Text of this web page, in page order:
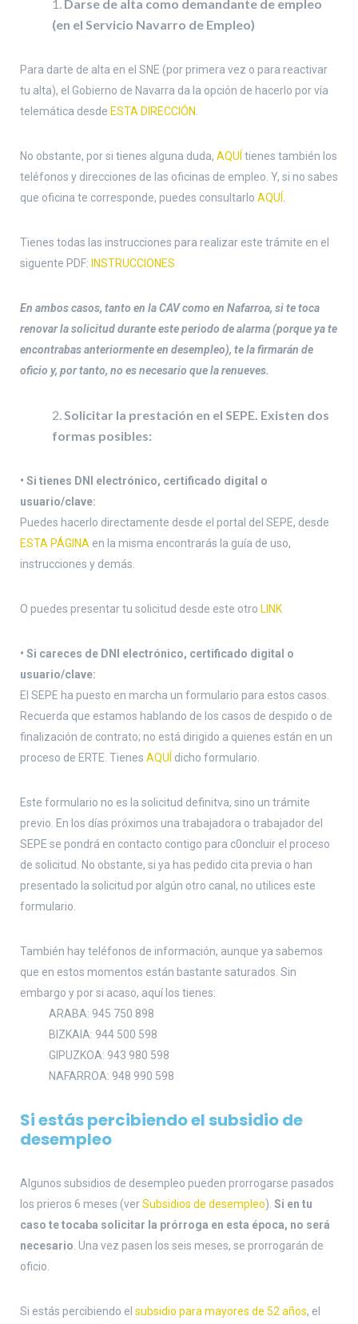
Darse de alta como demandante de empleo
(en el Servicio Navarro de Empleo)
Para darte de alta en el SNE (por primera vez o para reactivar
tu alta), el Gobierno de Navarra da la opción de hacerlo por vía
telemática desde ESTA DIRECCIÓN
No obstante, por si tienes alguna duda, AQUÍ tienes también los
teléfonos y direcciones de las oficinas de empleo. Y, si no sabes
que oficina te corresponde, puedes consultarlo AQUÍ
Tienes todas las instrucciones para realizar este trámite en el
siguente PDF: INSTRUCCIONES
En ambos casos, tanto en la CAV como en Nafarroa, si te toca
renovar la solicitud durante este periodo de alarma (porque ya te
encontrabas anteriormente en desempleo), te la firmarán de
oficio y, por tanto, no es necesario que la renueves.
Solicitar la prestación en el SEPE. Existen dos
formas posibles:
• Si tienes DNI electrónico, certificado digital o
usuario/clave:
Puedes hacerlo directamente desde el portal del SEPE, desde
ESTA PÁGINA en la misma encontrarás la guía de uso,
instrucciones y demás.
O puedes presentar tu solicitud desde este otro LINK
• Si careces de DNI electrónico, certificado digital o
usuario/clave:
El SEPE ha puesto en marcha un formulario para estos casos.
Recuerda que estamos hablando de los casos de despido o de
finalización de contrato; no está dirigido a quienes están en un
proceso de ERTE. Tienes AQUÍ dicho formulario.
Este formulario no es la solicitud definitva, sino un trámite
previo. En los días próximos una trabajadora o trabajador del
SEPE se pondrá en contacto contigo para c0oncluir el proceso
de solicitud. No obstante, si ya has pedido cita previa o han
presentado la solicitud por algún otro canal, no utilices este
formulario.
También hay teléfonos de información, aunque ya sabemos
que en estos momentos están bastante saturados. Sin
embargo y por si acaso, aquí los tienes:
ARABA: 945 750 898
BIZKAIA: 944 500 598
GIPUZKOA: 943 980 598
NAFARROA: 948 990 598
Si estás percibiendo el subsidio de
desempleo
Algunos subsidios de desempleo pueden prorrogarse pasados
los prieros 6 meses (verSubsidios de desempleo). Si en tu
caso te tocaba solicitar la prórroga en esta época, no será
necesario . Una vez pasen los seis meses, se prorrogarán de
oficio.
Si estás percibiendo el subsidio para mayores de 52 años, el